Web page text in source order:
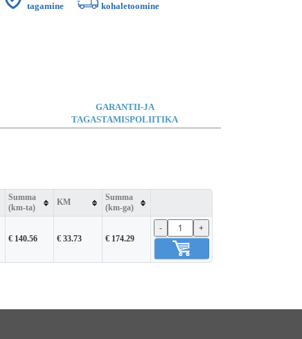
tagamine
kohaletoomine
GARANTII-JA
TAGASTAMISPOLIITIKA
Summa
(km-ta)
KM
Summa
(km-ga)
€ 140.56 € 33.73 € 174.29
- +